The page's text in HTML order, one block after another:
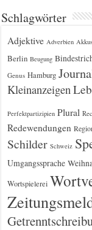
Schlagwörter
Adjektive Adverbien
Berlin Beugung
Genus Hamburg
Kleinanzeigen
Perfektpartizipien Plural
Redewendungen
Schilder Schweiz
Umgangssprache
Wortspielerei